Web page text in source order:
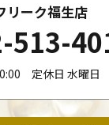
リーク福生店
513-
定休日 水曜日